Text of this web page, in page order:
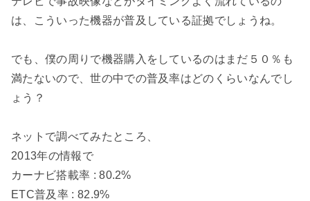
は、こういった機器が普及している証拠でしょうね。
でも、僕の周りで機器購入をしているのはまだ５０％も
満たないので、世の中での普及率はどのくらいなんでし
ょう？
ネットで調べてみたところ、
2013年の情報で
カーナビ搭載率 : 80.2%
ETC普及率 : 82.9%